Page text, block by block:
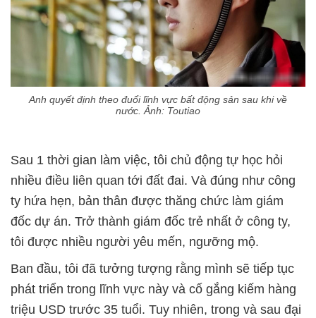
Anh quyết định theo đuổi lĩnh vực bất động sản sau khi về
nước. Ảnh: Toutiao
Sau 1 thời gian làm việc, tôi chủ động tự học hỏi
nhiều điều liên quan tới đất đai. Và đúng như công
ty hứa hẹn, bản thân được thăng chức làm giám
đốc dự án. Trở thành giám đốc trẻ nhất ở công ty,
tôi được nhiều người yêu mến, ngưỡng mộ.
Ban đầu, tôi đã tưởng tượng rằng mình sẽ tiếp tục
phát triển trong lĩnh vực này và cố gắng kiếm hàng
triệu USD trước 35 tuổi. Tuy nhiên, trong và sau đại